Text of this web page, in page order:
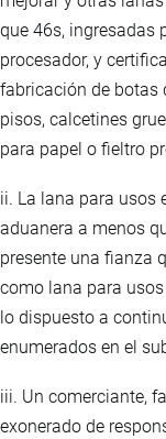
que 46s, ingresadas
procesador, y
fabricación de botas
pisos, calcetines
para papel o fieltro
ii. La lana para usos
aduanera a menos
presente una fianza
como lana para
lo dispuesto a
enumerados en el
iii. Un comerciante,
exonerado de